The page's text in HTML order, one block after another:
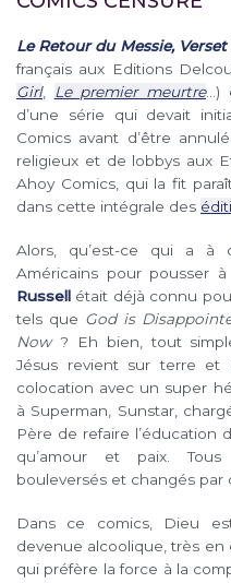
Le Retour du Messie, Verset
français aux Editions
Girl, Le premier meurtre…)
d’une série qui devait
Comics avant d’être
religieux et de lobbys aux
Ahoy Comics, qui la fit
dans cette intégrale des
Alors, qu’est-ce qui a à
Américains pour pousser
Russell était déjà connu
tels que God is
Now? Eh bien, tout
Jésus revient sur terre
colocation avec un super
à Superman, Sunstar,
Père de refaire l’éducation
qu’amour et paix.
bouleversés et changés par
Dans ce comics, Dieu
devenue alcoolique, très
qui préfère la force à la